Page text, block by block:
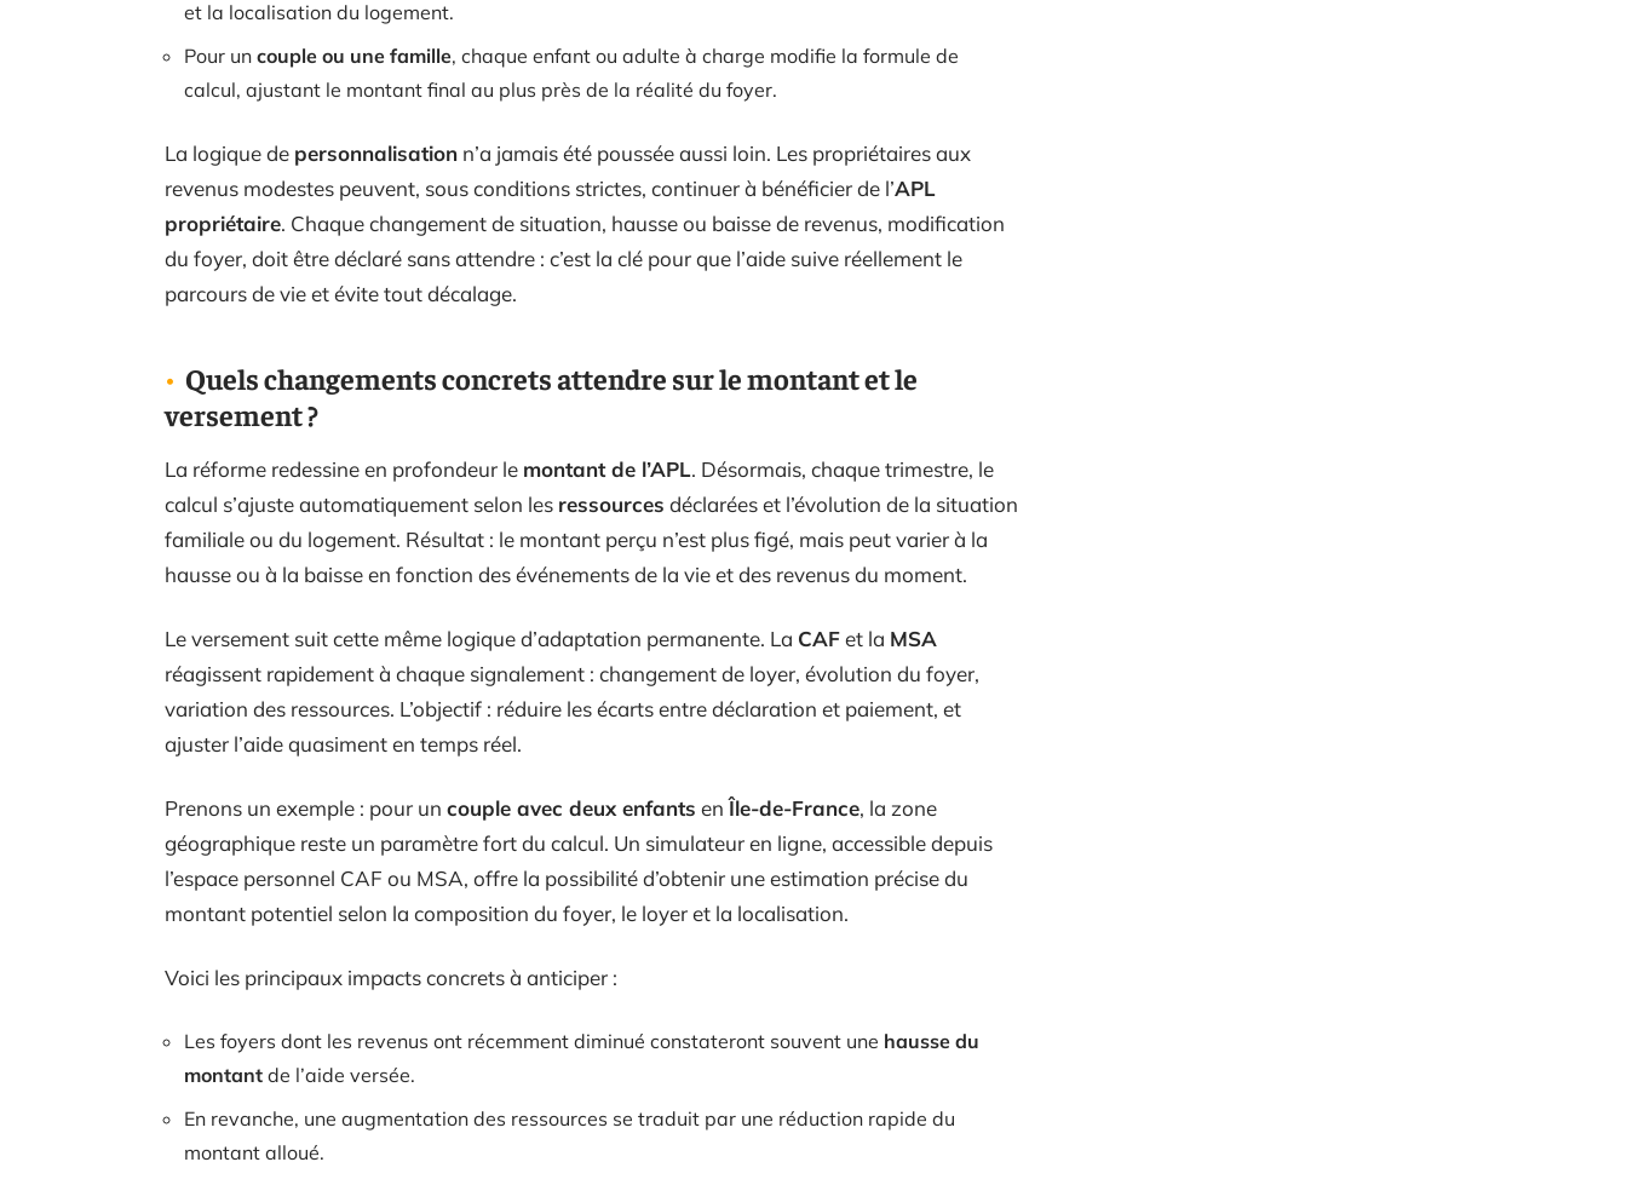
et la localisation du logement.
Pour un couple ou une famille, chaque enfant ou adulte à charge modifie la formule de
calcul, ajustant le montant final au plus près de la réalité du foyer.
La logique de personnalisation n’a jamais été poussée aussi loin. Les propriétaires aux
revenus modestes peuvent, sous conditions strictes, continuer à bénéficier de l’APL
propriétaire. Chaque changement de situation, hausse ou baisse de revenus, modification
du foyer, doit être déclaré sans attendre : c’est la clé pour que l’aide suive réellement le
parcours de vie et évite tout décalage.
Quels changements concrets attendre sur le montant et le
versement ?
La réforme redessine en profondeur le montant de l’APL. Désormais, chaque trimestre, le
calcul s’ajuste automatiquement selon les ressources déclarées et l’évolution de la situation
familiale ou du logement. Résultat : le montant perçu n’est plus figé, mais peut varier à la
hausse ou à la baisse en fonction des événements de la vie et des revenus du moment.
Le versement suit cette même logique d’adaptation permanente. La CAFet la MSA
réagissent rapidement à chaque signalement : changement de loyer, évolution du foyer,
variation des ressources. L’objectif : réduire les écarts entre déclaration et paiement, et
ajuster l’aide quasiment en temps réel.
Prenons un exemple : pour un couple avec deux enfants enÎle-de-France, la zone
géographique reste un paramètre fort du calcul. Un simulateur en ligne, accessible depuis
l’espace personnel CAF ou MSA, offre la possibilité d’obtenir une estimation précise du
montant potentiel selon la composition du foyer, le loyer et la localisation.
Voici les principaux impacts concrets à anticiper :
Les foyers dont les revenus ont récemment diminué constateront souvent une hausse du
montant de l’aide versée.
En revanche, une augmentation des ressources se traduit par une réduction rapide du
montant alloué.